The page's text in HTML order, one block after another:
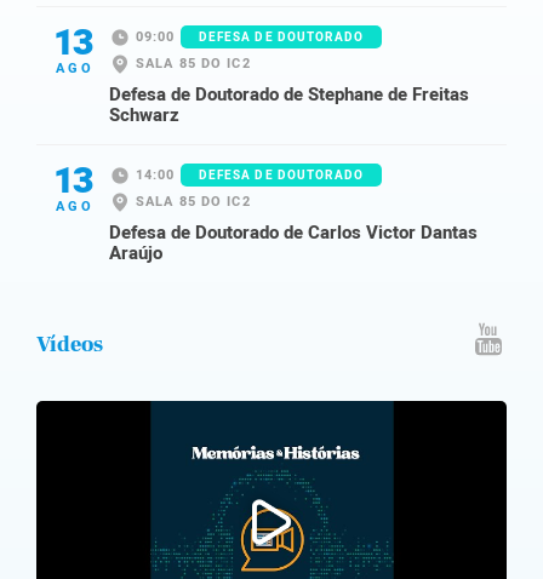
Vídeos
13
AGO
09:00 DEFESA DE DOUTORADO
SALA 85 DO IC2
Defesa de Doutorado de Stephane de Freitas
Schwarz
13
AGO
14:00 DEFESA DE DOUTORADO
SALA 85 DO IC2
Defesa de Doutorado de Carlos Victor Dantas
Araújo